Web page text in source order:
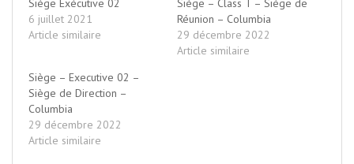
6 juillet 2021
Article similaire
Réunion – Columbia
29 décembre 2022
Article similaire
Siège – Executive 02 –
Siège de Direction –
Columbia
29 décembre 2022
Article similaire